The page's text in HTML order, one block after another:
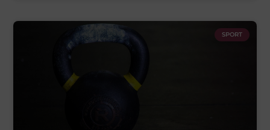
SPORT